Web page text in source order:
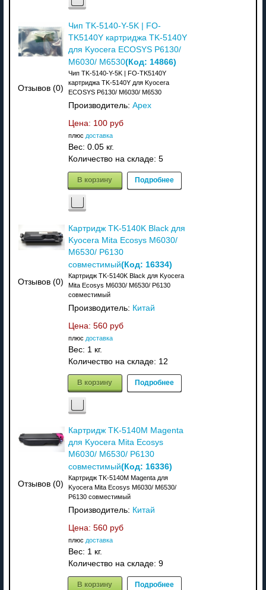
Отзывов (0)
Чип TK-5140-Y-5K | FO-
TK5140Y картриджа TK-5140Y
для Kyocera ECOSYS P6130/
M6030/ M6530(Код: 14866)
Чип TK-5140-Y-5K | FO-TK5140Y
картриджа TK-5140Y для Kyocera
ECOSYS P6130/ M6030/ M6530
Производитель: Apex
Цена: 100 руб
плюс доставка
Вес: 0.05 кг.
Количество на складе: 5
В корзину Подробнее
Отзывов (0)
Картридж TK-5140K Black для
Kyocera Mita Ecosys M6030/
M6530/ P6130
совместимый(Код: 16334)
Картридж TK-5140K Black для Kyocera
Mita Ecosys M6030/ M6530/ P6130
совместимый
Производитель: Китай
Цена: 560 руб
плюс доставка
Вес: 1 кг.
Количество на складе: 12
В корзину Подробнее
Отзывов (0)
Картридж TK-5140M Magenta
для Kyocera Mita Ecosys
M6030/ M6530/ P6130
совместимый(Код: 16336)
Картридж TK-5140M Magenta для
Kyocera Mita Ecosys M6030/ M6530/
P6130 совместимый
Производитель: Китай
Цена: 560 руб
плюс доставка
Вес: 1 кг.
Количество на складе: 9
В корзину Подробнее